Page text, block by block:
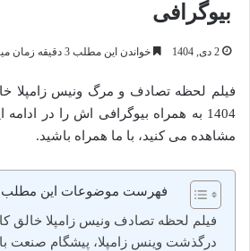
بیوگرافی
2 دی, 1404 خواندن این مطلب 3 دقیقه زمان میبرد
1404 به همراه بیوگرافی اش را در
مشاهده می کنید، با ما همراه باشید.
فهرست موضوعات این مطلب
فیلم لحظه تصادف ونیس زامپلا خالق
درگذشت وینس زامپلا، پیشگام صنعت